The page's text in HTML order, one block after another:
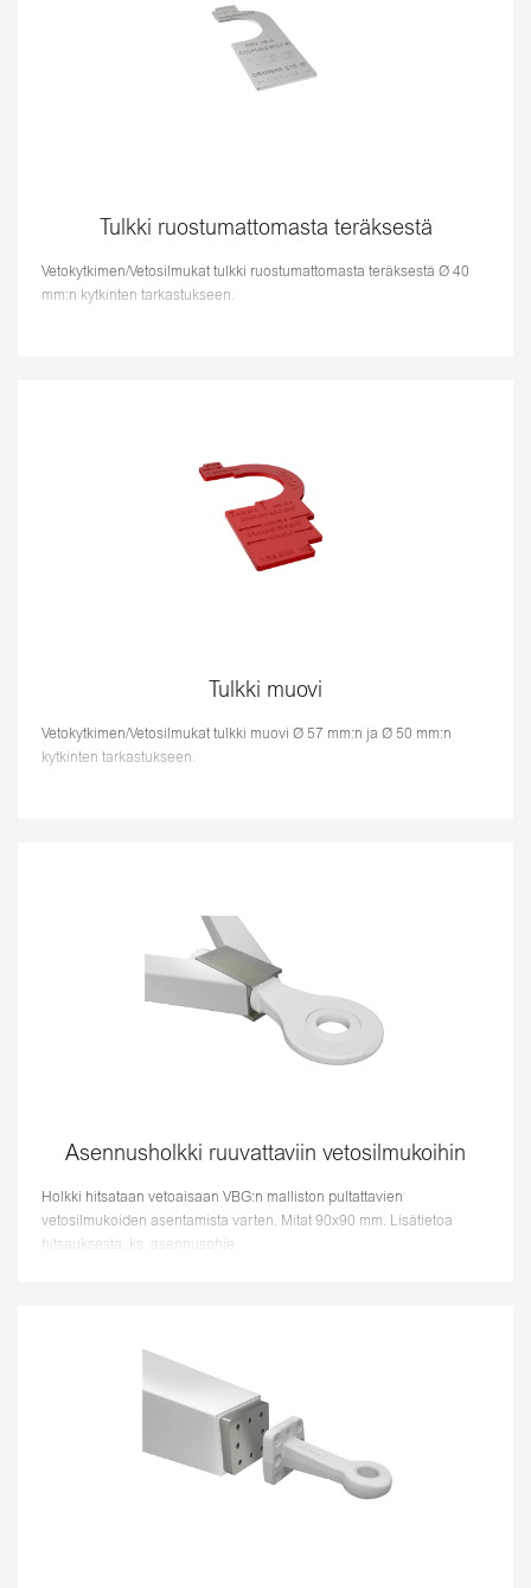
Tulkki ruostumattomasta teräksestä
Vetokytkimen/Vetosilmukat tulkki ruostumattomasta teräksestä Ø 40
mm:n kytkinten tarkastukseen.
Tulkki muovi
Vetokytkimen/Vetosilmukat tulkki muovi Ø 57 mm:n ja Ø 50 mm:n
kytkinten tarkastukseen.
Asennusholkki ruuvattaviin vetosilmukoihin
Holkki hitsataan vetoaisaan VBG:n malliston pultattavien
vetosilmukoiden asentamista varten. Mitat 90x90 mm. Lisätietoa
hitsauksesta, ks. asennusohje.